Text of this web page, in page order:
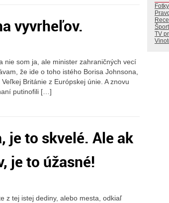
vyvrheľov.
nie som ja, ale minister zahraničných vecí
že ide o toho istého Borisa Johnsona,
Británie z Európskej únie. A znovu
putinofili […]
je to skvelé. Ale ak
je to úžasné!
z tej istej dediny, alebo mesta, odkiaľ
Fotky
Šport
TV